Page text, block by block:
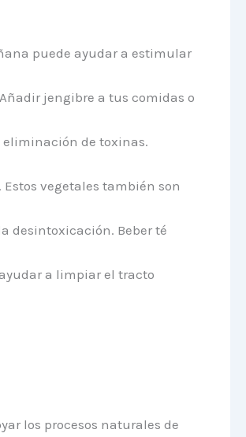
puede ayudar a estimular
jengibre a tus comidas o
de toxinas.
vegetales también son
desintoxicación. Beber té
a limpiar el tracto
los procesos naturales de